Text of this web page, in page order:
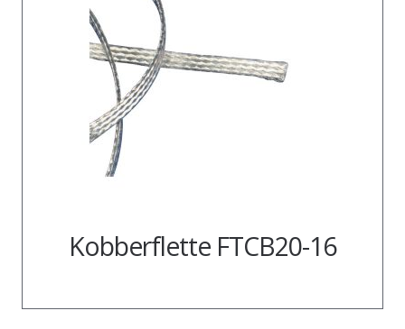
Kobberflette FTCB20-16